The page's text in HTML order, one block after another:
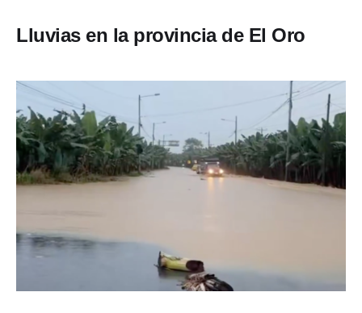
Lluvias en la provincia de El Oro